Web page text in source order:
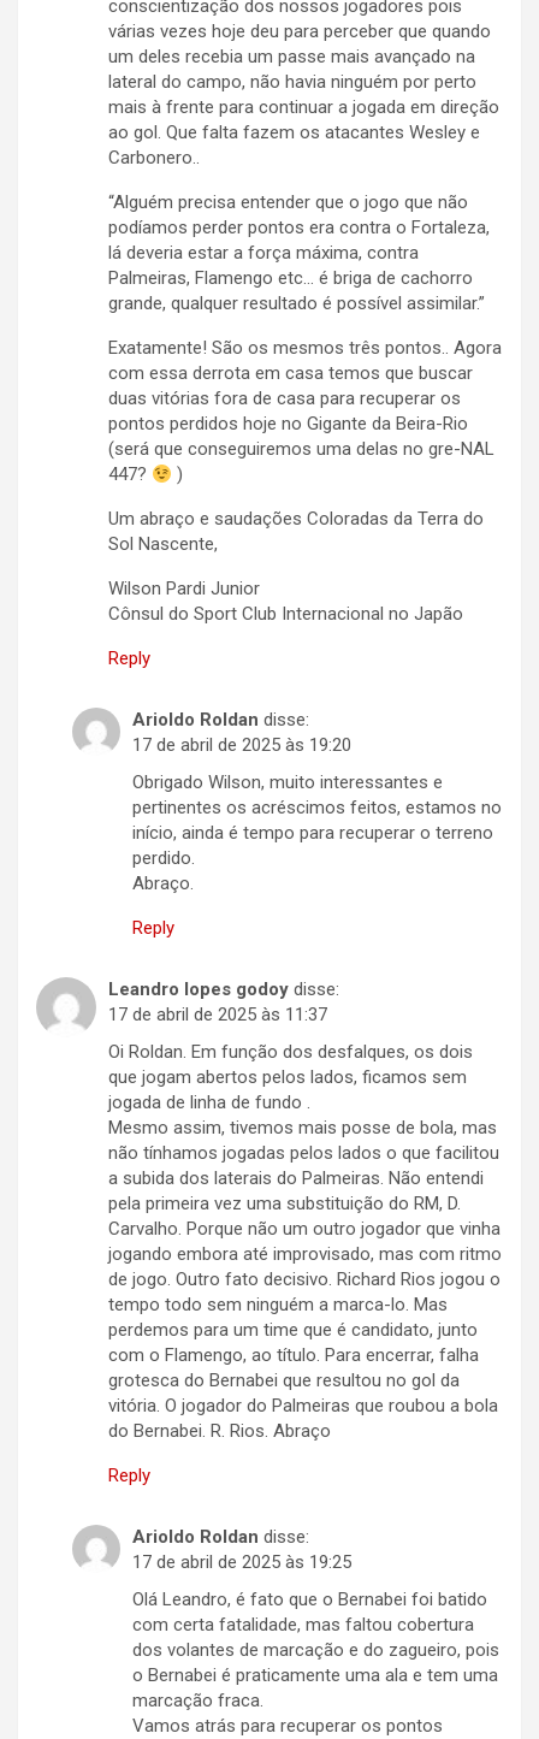
conscientização dos nossos jogadores pois
várias vezes hoje deu para perceber que quando
um deles recebia um passe mais avançado na
lateral do campo, não havia ninguém por perto
mais à frente para continuar a jogada em direção
ao gol. Que falta fazem os atacantes Wesley e
Carbonero..
“Alguém precisa entender que o jogo que não
podíamos perder pontos era contra o Fortaleza,
lá deveria estar a força máxima, contra
Palmeiras, Flamengo etc… é briga de cachorro
grande, qualquer resultado é possível assimilar.”
Exatamente! São os mesmos três pontos.. Agora
com essa derrota em casa temos que buscar
duas vitórias fora de casa para recuperar os
pontos perdidos hoje no Gigante da Beira-Rio
(será que conseguiremos uma delas no gre-NAL
447?
)
Um abraço e saudações Coloradas da Terra do
Sol Nascente,
Wilson Pardi Junior
Cônsul do Sport Club Internacional no Japão
Reply
Arioldo Roldan disse:
17 de abril de 2025 às 19:20
Obrigado Wilson, muito interessantes e
pertinentes os acréscimos feitos, estamos no
início, ainda é tempo para recuperar o terreno
perdido.
Abraço.
Reply
Leandro lopes godoy disse:
17 de abril de 2025 às 11:37
Oi Roldan. Em função dos desfalques, os dois
que jogam abertos pelos lados, ficamos sem
jogada de linha de fundo .
Mesmo assim, tivemos mais posse de bola, mas
não tínhamos jogadas pelos lados o que facilitou
a subida dos laterais do Palmeiras. Não entendi
pela primeira vez uma substituição do RM, D.
Carvalho. Porque não um outro jogador que vinha
jogando embora até improvisado, mas com ritmo
de jogo. Outro fato decisivo. Richard Rios jogou o
tempo todo sem ninguém a marca-lo. Mas
perdemos para um time que é candidato, junto
com o Flamengo, ao título. Para encerrar, falha
grotesca do Bernabei que resultou no gol da
vitória. O jogador do Palmeiras que roubou a bola
do Bernabei. R. Rios. Abraço
Reply
Arioldo Roldan disse:
17 de abril de 2025 às 19:25
Olá Leandro, é fato que o Bernabei foi batido
com certa fatalidade, mas faltou cobertura
dos volantes de marcação e do zagueiro, pois
o Bernabei é praticamente uma ala e tem uma
marcação fraca.
Vamos atrás para recuperar os pontos